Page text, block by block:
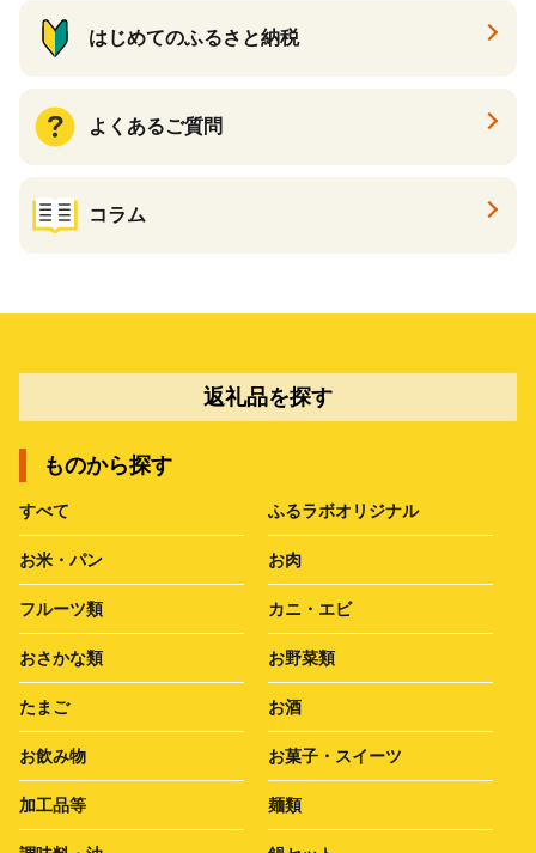
はじめてのふるさと納税
よくあるご質問
コラム
返礼品を探す
ものから探す
すべて ふるラボオリジナル
お米・パン お肉
フルーツ類 カニ・エビ
おさかな類 お野菜類
たまご お酒
お飲み物 お菓子・スイーツ
加工品等 麺類